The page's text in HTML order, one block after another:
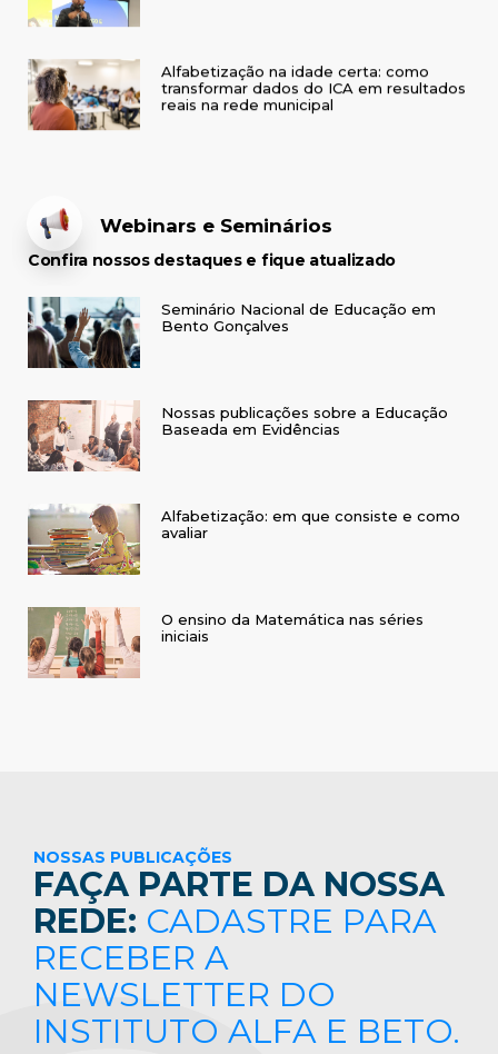
Alfabetização na idade certa: como
transformar dados do ICA em resultados
reais na rede municipal
Webinars e Seminários
Confira nossos destaques e fique atualizado
Seminário Nacional de Educação em
Bento Gonçalves
Nossas publicações sobre a Educação
Baseada em Evidências
Alfabetização: em que consiste e como
avaliar
O ensino da Matemática nas séries
iniciais
NOSSAS PUBLICAÇÕES
FAÇA PARTE DA NOSSA
REDE: CADASTRE PARA
RECEBER A
NEWSLETTER DO
INSTITUTO ALFA E BETO.